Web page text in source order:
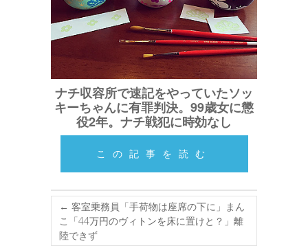
ナチ収容所で速記をやっていたソッ
キーちゃんに有罪判決。99歳女に懲
役2年。ナチ戦犯に時効なし
この記事を読む
← 客室乗務員「手荷物は座席の下に」まん
こ「44万円のヴィトンを床に置けと？」離
陸できず